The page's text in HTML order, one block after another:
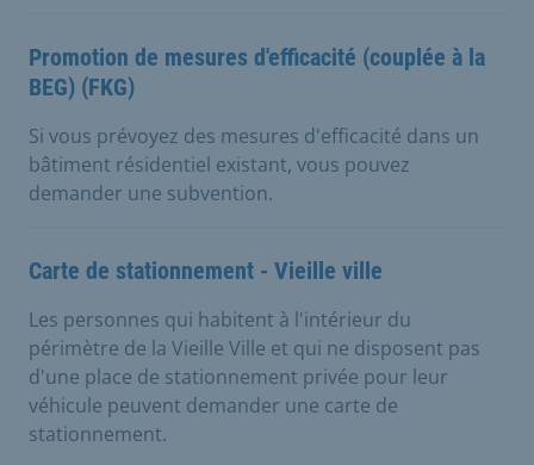
Promotion de mesures d'efficacité (couplée à la
BEG) (FKG)
Si vous prévoyez des mesures d'efficacité dans un
bâtiment résidentiel existant, vous pouvez
demander une subvention.
Carte de stationnement - Vieille ville
Les personnes qui habitent à l'intérieur du
périmètre de la Vieille Ville et qui ne disposent pas
d'une place de stationnement privée pour leur
véhicule peuvent demander une carte de
stationnement.